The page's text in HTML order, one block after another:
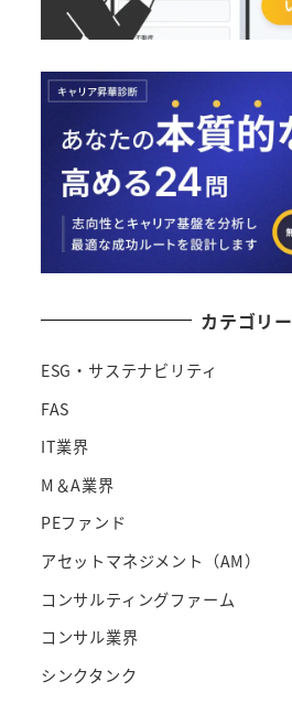
カテゴリー
ESG・サステナビリティ
FAS
IT業界
M＆A業界
PEファンド
アセットマネジメント（AM）
コンサルティングファーム
コンサル業界
シンクタンク